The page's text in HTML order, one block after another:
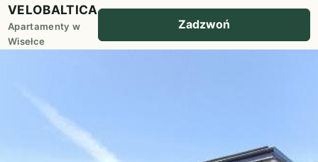
VELOBALTICA
Apartamenty w
Wisełce
Zadzwoń